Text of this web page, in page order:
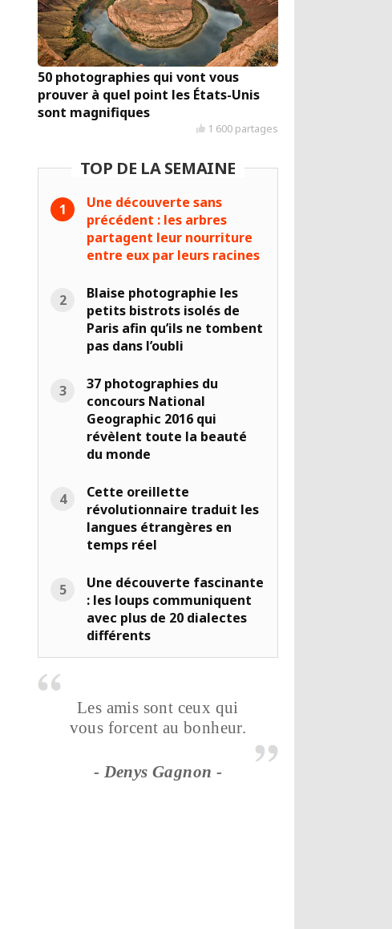
50 photographies qui vont vous
prouver à quel point les États-Unis
sont magnifiques
1 600 partages
TOP DE LA SEMAINE
Une découverte sans
précédent : les arbres
partagent leur nourriture
entre eux par leurs racines
Blaise photographie les
petits bistrots isolés de
Paris afin qu’ils ne tombent
pas dans l’oubli
37 photographies du
concours National
Geographic 2016 qui
révèlent toute la beauté
du monde
Cette oreillette
révolutionnaire traduit les
langues étrangères en
temps réel
Une découverte fascinante
: les loups communiquent
avec plus de 20 dialectes
différents
Les amis sont ceux qui
vous forcent au bonheur.
- Denys Gagnon -